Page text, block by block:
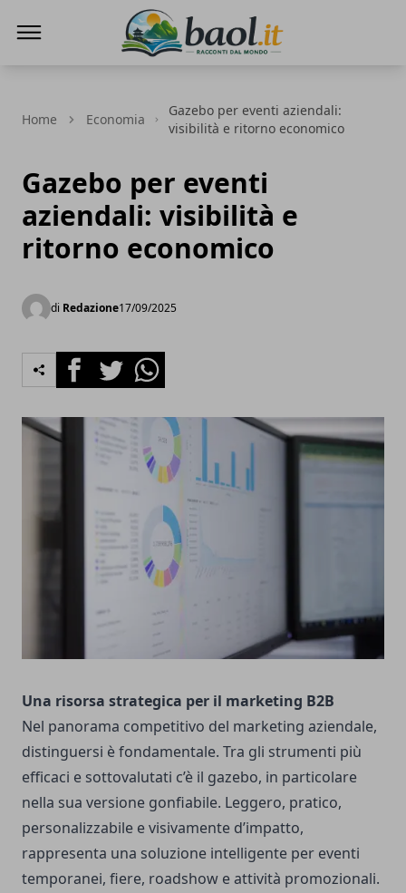
Home Economia
Gazebo per eventi aziendali:
visibilità e ritorno economico
Gazebo per eventi
aziendali: visibilità e
ritorno economico
di Redazione17/09/2025
FacebookTwitterWhatsapp
Una risorsa strategica per il marketing B2B
Nel panorama competitivo del marketing aziendale,
distinguersi è fondamentale. Tra gli strumenti più
efficaci e sottovalutati c’è il gazebo, in particolare
nella sua versione gonfiabile. Leggero, pratico,
personalizzabile e visivamente d’impatto,
rappresenta una soluzione intelligente per eventi
temporanei, fiere, roadshow e attività promozionali.